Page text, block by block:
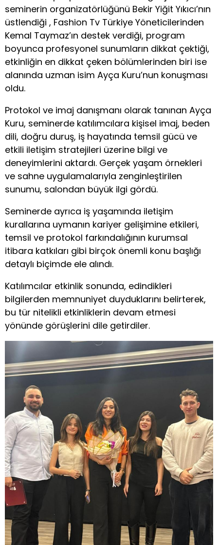
seminerin organizatörlüğünü Bekir Yiğit Yıkıcı’nın
üstlendiği , Fashion Tv Türkiye Yöneticilerinden
Kemal Taymaz’ın destek verdiği, program
boyunca profesyonel sunumların dikkat çektiği,
etkinliğin en dikkat çeken bölümlerinden biri ise
alanında uzman isim Ayça Kuru’nun konuşması
oldu.
Protokol ve imaj danışmanı olarak tanınan Ayça
Kuru, seminerde katılımcılara kişisel imaj, beden
dili, doğru duruş, iş hayatında temsil gücü ve
etkili iletişim stratejileri üzerine bilgi ve
deneyimlerini aktardı. Gerçek yaşam örnekleri
ve sahne uygulamalarıyla zenginleştirilen
sunumu, salondan büyük ilgi gördü.
Seminerde ayrıca iş yaşamında iletişim
kurallarına uymanın kariyer gelişimine etkileri,
temsil ve protokol farkındalığının kurumsal
itibara katkıları gibi birçok önemli konu başlığı
detaylı biçimde ele alındı.
Katılımcılar etkinlik sonunda, edindikleri
bilgilerden memnuniyet duyduklarını belirterek,
bu tür nitelikli etkinliklerin devam etmesi
yönünde görüşlerini dile getirdiler.